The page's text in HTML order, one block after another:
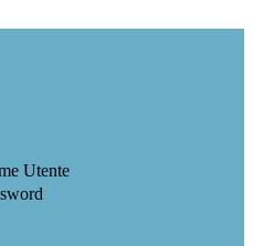
Utente